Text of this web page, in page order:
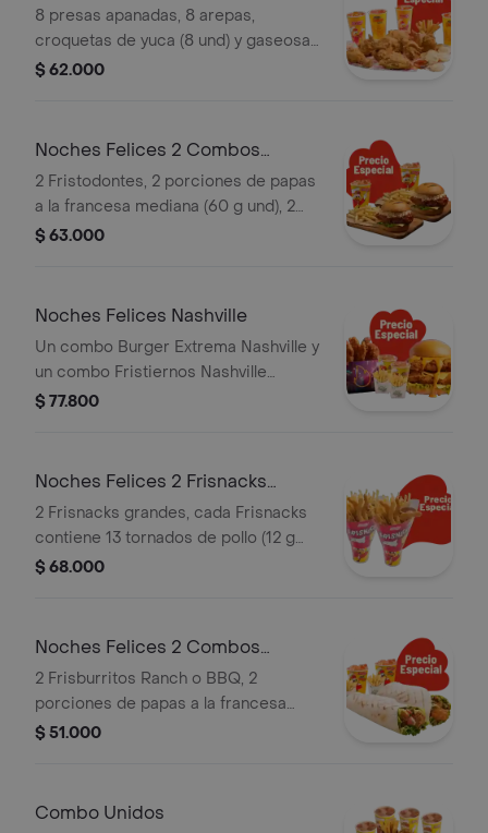
arepas, 8 yuc
8 presas apanadas, 8 arepas,
croquetas de yuca (8 und) y gaseosa
(1.5 litros)
$ 62.000
Noches Felices 2 Combos
Fristodontes
2 Fristodontes, 2 porciones de papas
a la francesa mediana (60 g und), 2
gaseosas (325 ml und). Escoge entre
$ 63.000
Noches Felices Nashville
Un combo Burger Extrema Nashville y
un combo Fristiernos Nashville
(imagen de producto corresponde a
$ 77.800
Noches Felices 2 Frisnacks
grandes en ca
2 Frisnacks grandes, cada Frisnacks
contiene 13 tornados de pollo (12 g
und), papas a la francesa grande (100
$ 68.000
Noches Felices 2 Combos
Frisburritos
2 Frisburritos Ranch o BBQ, 2
porciones de papas a la francesa
mediana (60 g und) y 2 gaseosas (325
$ 51.000
Combo Unidos